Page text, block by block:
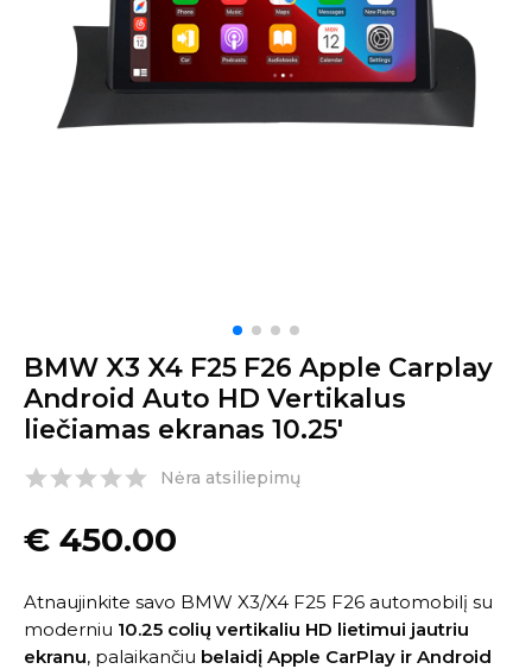
BMW X3 X4 F25 F26 Apple Carplay
Android Auto HD Vertikalus
liečiamas ekranas 10.25′
Nėra atsiliepimų
€ 450.00
Atnaujinkite savo BMW X3/X4 F25 F26 automobilį su
moderniu 10.25 colių vertikaliu HD lietimui jautriu
ekranu, palaikančiu belaidį Apple CarPlay ir Android